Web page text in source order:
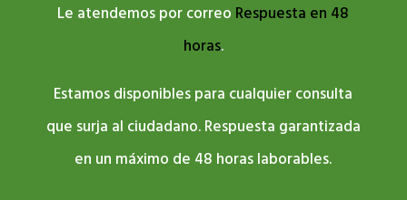
Le atendemos por correo Respuesta en 48
horas.
Estamos disponibles para cualquier consulta
que surja al ciudadano. Respuesta garantizada
en un máximo de 48 horas laborables.